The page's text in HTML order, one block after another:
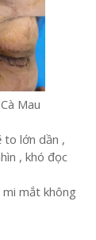
Mau
to lớn dần ,
, khó đọc
mắt không